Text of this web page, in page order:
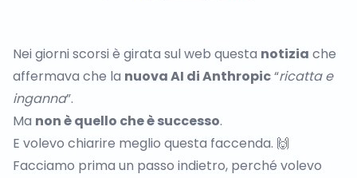
Nei giorni scorsi è girata sul web questa notizia che
affermava che la nuova AI di Anthropic“ricatta e
inganna”.
Ma non è quello che è successo.
E volevo chiarire meglio questa faccenda. 🙌
Facciamo prima un passo indietro, perché volevo